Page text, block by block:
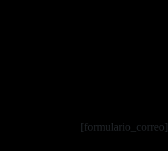
[formulario_correo]